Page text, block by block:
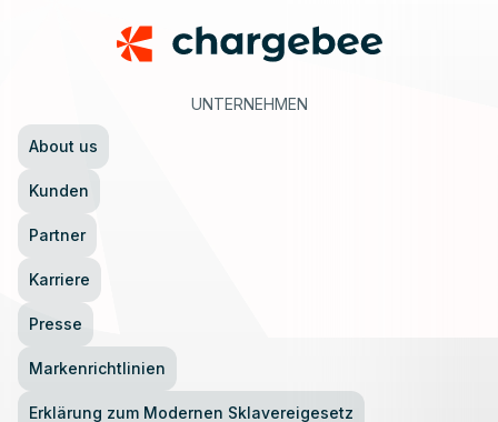
UNTERNEHMEN
About us
Kunden
Partner
Karriere
Presse
Markenrichtlinien
Erklärung zum Modernen Sklavereigesetz